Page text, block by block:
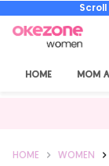
HOME MOM
HOME WOMEN